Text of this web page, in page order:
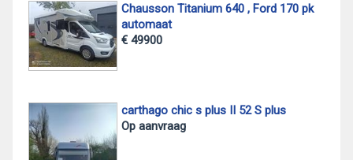
Chausson Titanium 640 , Ford 170 pk
automaat
€ 49900
carthago chic s plus II 52 S plus
Op aanvraag